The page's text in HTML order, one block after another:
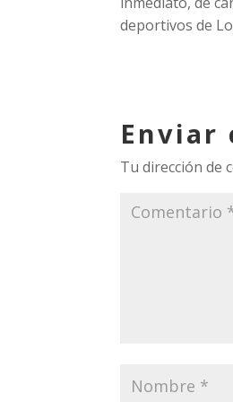
deportivos de
Enviar
Tu dirección de